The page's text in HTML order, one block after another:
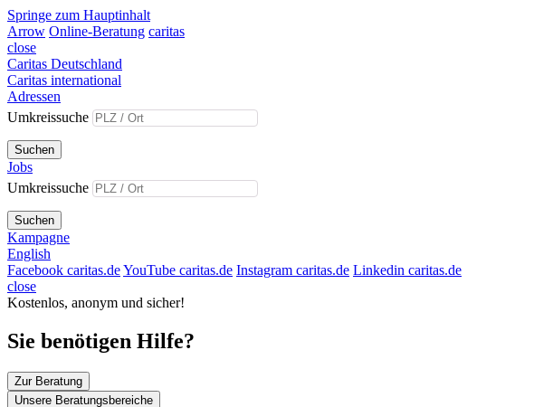
Springe zum Hauptinhalt
Arrow Online-Beratung caritas
close
Caritas Deutschland
Caritas international
Adressen
Umkreissuche
Suchen
Jobs
Umkreissuche
Suchen
Kampagne
English
Facebook caritas.deYouTube caritas.de Instagram caritas.de Linkedin caritas.de
close
Kostenlos, anonym und sicher!
Sie benötigen Hilfe?
Zur Beratung
Unsere Beratungsbereiche